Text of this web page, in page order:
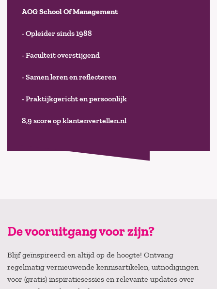
AOG School Of Management
- Opleider sinds 1988
- Faculteit overstijgend
- Samen leren en reflecteren
- Praktijkgericht en persoonlijk
8,9 score op klantenvertellen.nl
De vooruitgang voor zijn?
Blijf geïnspireerd en altijd op de hoogte! Ontvang
regelmatig vernieuwende kennisartikelen, uitnodigingen
voor (gratis) inspiratiesessies en relevante updates over